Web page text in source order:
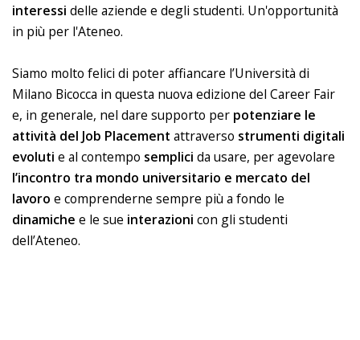
interessi delle aziende e degli studenti. Un'opportunità
in più per l'Ateneo.
Siamo molto felici di poter affiancare l’Università di
Milano Bicocca in questa nuova edizione del Career Fair
e, in generale, nel dare supporto per potenziare le
attività del Job Placement attraverso strumenti digitali
evoluti e al contempo semplici da usare, per agevolare
l’incontro tra mondo universitario e mercato del
lavoro e comprenderne sempre più a fondo le
dinamiche e le sue interazioni con gli studenti
dell’Ateneo.